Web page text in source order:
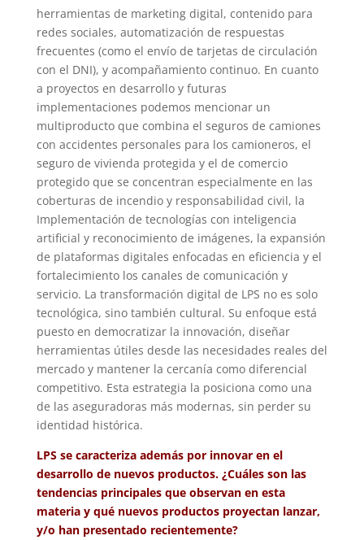
herramientas de marketing digital, contenido para
redes sociales, automatización de respuestas
frecuentes (como el envío de tarjetas de circulación
con el DNI), y acompañamiento continuo. En cuanto
a proyectos en desarrollo y futuras
implementaciones podemos mencionar un
multiproducto que combina el seguros de camiones
con accidentes personales para los camioneros, el
seguro de vivienda protegida y el de comercio
protegido que se concentran especialmente en las
coberturas de incendio y responsabilidad civil, la
Implementación de tecnologías con inteligencia
artificial y reconocimiento de imágenes, la expansión
de plataformas digitales enfocadas en eficiencia y el
fortalecimiento los canales de comunicación y
servicio. La transformación digital de LPS no es solo
tecnológica, sino también cultural. Su enfoque está
puesto en democratizar la innovación, diseñar
herramientas útiles desde las necesidades reales del
mercado y mantener la cercanía como diferencial
competitivo. Esta estrategia la posiciona como una
de las aseguradoras más modernas, sin perder su
identidad histórica.
LPS se caracteriza además por innovar en el
desarrollo de nuevos productos. ¿Cuáles son las
tendencias principales que observan en esta
materia y qué nuevos productos proyectan lanzar,
y/o han presentado recientemente?